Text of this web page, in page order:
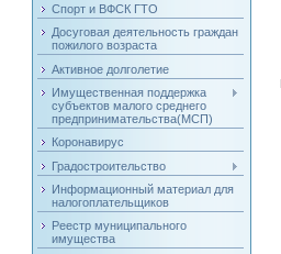
Спорт и ВФСК ГТО
Досуговая деятельность граждан
пожилого возраста
Активное долголетие
Имущественная поддержка
субъектов малого среднего
предпринимательства(МСП)
Коронавирус
Градостроительство
Информационный материал для
налогоплательщиков
Реестр муниципального
имущества